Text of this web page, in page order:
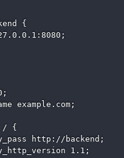
{
example.com;
{
http://backend;
1.1;